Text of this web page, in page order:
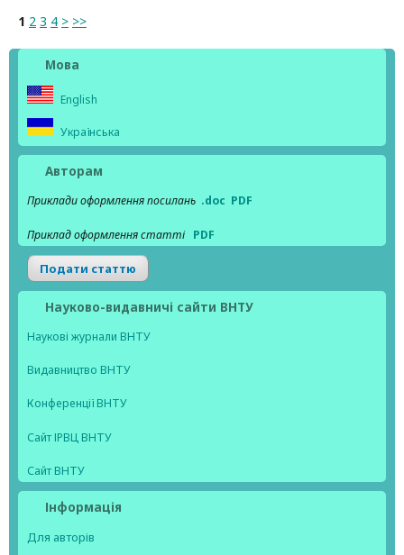
1 2 3 4 > >>
Мова
English
Українська
Авторам
Приклади оформлення посилань .doc PDF
Приклад оформлення статті PDF
Подати статтю
Науково-видавничі сайти ВНТУ
Наукові журнали ВНТУ
Видавництво ВНТУ
Конференції ВНТУ
Сайт ІРВЦ ВНТУ
Сайт ВНТУ
Інформація
Для авторів